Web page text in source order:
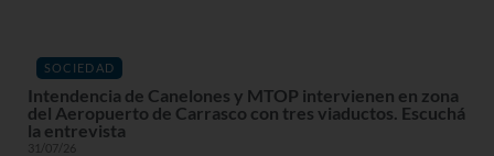
SOCIEDAD
Intendencia de Canelones y MTOP intervienen en zona
del Aeropuerto de Carrasco con tres viaductos. Escuchá
la entrevista
31/07/26